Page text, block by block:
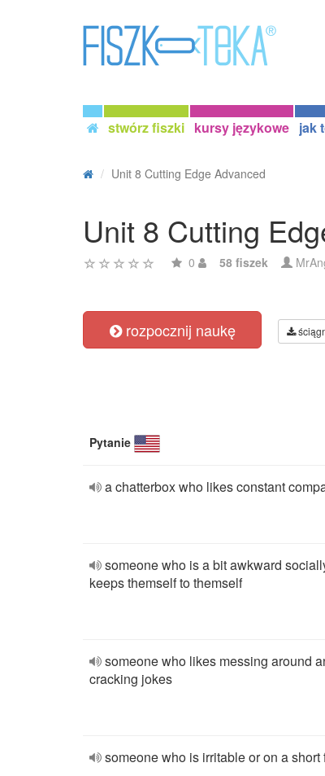
stwórz fiszki kursy językowe jak
Unit 8 Cutting Edge Advanced
Unit 8 Cutting
0 58 fiszek
rozpocznij naukę
Pytanie
a chatterbox who likes constant
someone who is a bit awkward
keeps themself to themself
someone who likes messing around
cracking jokes
someone who is irritable or on a short